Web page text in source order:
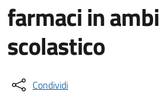
farmaci in
scolastico
Condividi